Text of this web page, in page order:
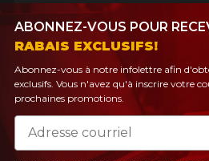
ABONNEZ-VOUS POUR
RABAIS EXCLUSIFS!
Abonnez-vous à notre infolettre afin
exclusifs. Vous n'avez qu'à inscrire votre
prochaines promotions.
Courriel